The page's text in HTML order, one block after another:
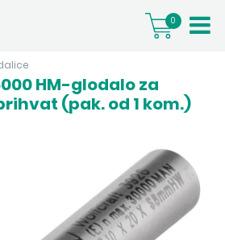
0
HM-glodalo za
(pak. od 1 kom.)